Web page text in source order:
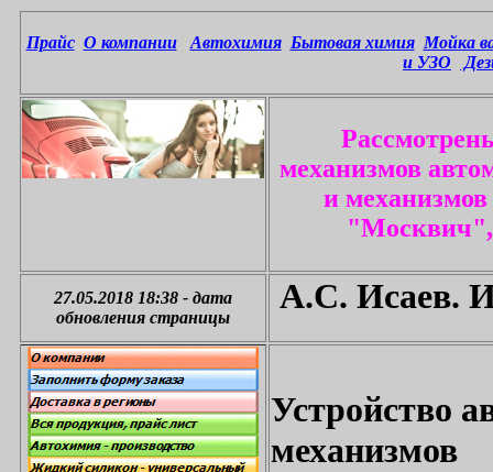
Прайс О компании Автохимия Бытовая химия Мойка
и УЗО
механизмов
и
27.05.2018 18:38 - дата
обновления страницы
А.С. Исаев.
Устройство
механизмов